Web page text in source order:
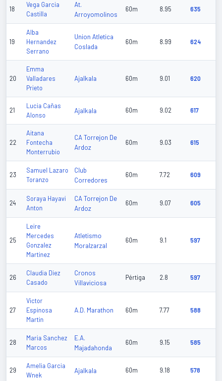
18
Vega Garcia
Castilla
At.
Arroyomolinos
60m 8.95 635
19
Alba
Hernandez
Serrano
Union Atletica
Coslada
60m 8.99 624
20
Emma
Valladares
Prieto
Ajalkala 60m 9.01 620
21
Lucia Cañas
Alonso
Ajalkala 60m 9.02 617
22
Aitana
Fontecha
Monterrubio
CA Torrejon De
Ardoz
60m 9.03 615
23
Samuel Lazaro
Toranzo
Club
Corredores
60m 7.72 609
24
Soraya Hayavi
Anton
CA Torrejon De
Ardoz
60m 9.07 605
25
Leire
Mercedes
Gonzalez
Martinez
Atletismo
Moralzarzal
60m 9.1 597
26
Claudia Diez
Casado
Cronos
Villaviciosa
Pértiga 2.8 597
27
Victor
Espinosa
Martin
A.D. Marathon 60m 7.77 588
28
Maria Sanchez
Marcos
E.A.
Majadahonda
60m 9.15 585
29
Amelia Garcia
Wnek
Ajalkala 60m 9.18 578